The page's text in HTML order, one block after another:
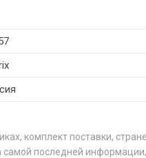
комплект поставки,
самой последней